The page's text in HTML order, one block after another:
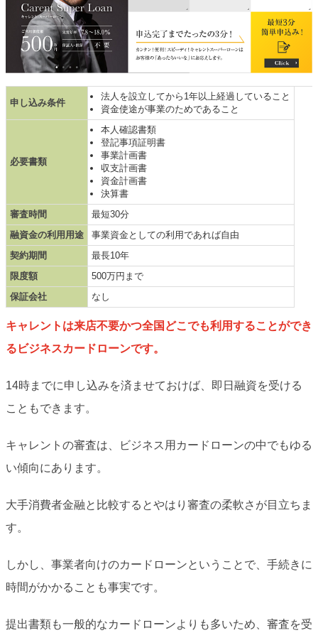
申し込み条件
法人を設立してから1年以上経過していること
資金使途が事業のためであること
必要書類
本人確認書類
登記事項証明書
事業計画書
収支計画書
資金計画書
決算書
審査時間
最短30分
融資金の利用用途
事業資金としての利用であれば自由
契約期間
最長10年
限度額
500万円まで
保証会社
なし
キャレントは来店不要かつ全国どこでも利用することができ
るビジネスカードローンです。
14時までに申し込みを済ませておけば、即日融資を受ける
こともできます。
キャレントの審査は、ビジネス用カードローンの中でもゆる
い傾向にあります。
大手消費者金融と比較するとやはり審査の柔軟さが目立ちま
す。
しかし、事業者向けのカードローンということで、手続きに
時間がかかることも事実です。
提出書類も一般的なカードローンよりも多いため、審査を受